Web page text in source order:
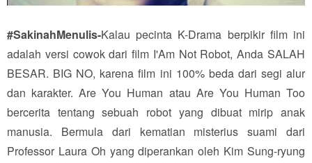
#SakinahMenulis-Kalau pecinta K-Drama berpikir film ini
adalah versi cowok dari film I'Am Not Robot, Anda SALAH
BESAR. BIG NO, karena film ini 100% beda dari segi alur
dan karakter. Are You Human atau Are You Human Too
bercerita tentang sebuah robot yang dibuat mirip anak
manusia. Bermula dari kematian misterius suami dari
Professor Laura Oh yang diperankan oleh Kim Sung-ryung